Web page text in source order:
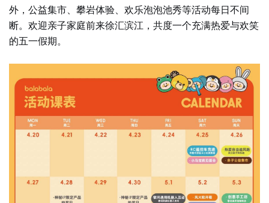
外，公益集市、攀岩体验、 欢乐泡泡池秀等活动每日不间
断。欢迎亲子家庭前来徐汇滨江，共度一个充满热爱与欢笑
的五一假期。